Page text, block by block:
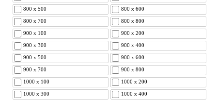
800 x 500 800 x 600
800 x 700 800 x 800
900 x 100 900 x 200
900 x 300 900 x 400
900 x 500 900 x 600
900 x 700 900 x 800
1000 x 100 1000 x 200
1000 x 300 1000 x 400